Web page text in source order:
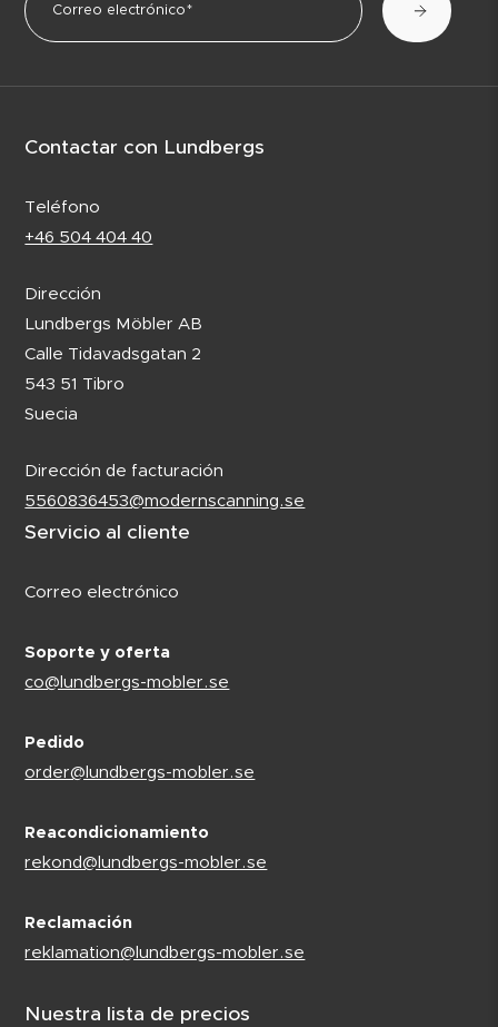
Contactar con Lundbergs
Teléfono
+46 504 404 40
Dirección
Lundbergs Möbler AB
Calle Tidavadsgatan 2
543 51 Tibro
Suecia
Dirección de facturación
5560836453@modernscanning.se
Servicio al cliente
Correo electrónico
Soporte y oferta
co@lundbergs-mobler.se
Pedido
order@lundbergs-mobler.se
Reacondicionamiento
rekond@lundbergs-mobler.se
Reclamación
reklamation@lundbergs-mobler.se
Nuestra lista de precios